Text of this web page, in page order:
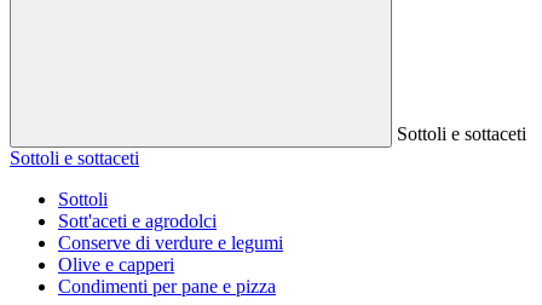
Sottoli e sottaceti
Sottoli e sottaceti
Sottoli
Sott'aceti e agrodolci
Conserve di verdure e legumi
Olive e capperi
Condimenti per pane e pizza